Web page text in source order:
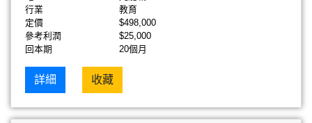
行業
教育
定價
$498,000
參考利潤
$25,000
回本期
20個月
詳細 收藏